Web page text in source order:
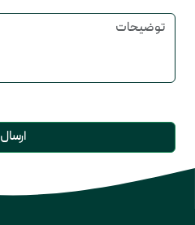
ارسال